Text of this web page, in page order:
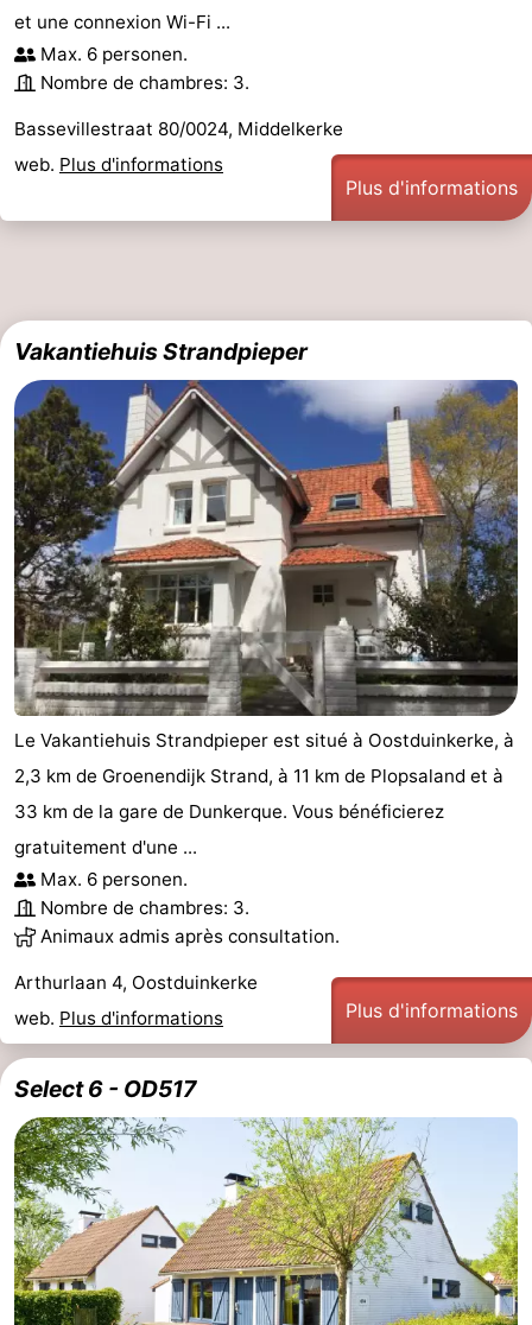
et une connexion Wi-Fi ...
Max. 6 personen.
Nombre de chambres: 3.
Bassevillestraat 80/0024, Middelkerke
web. Plus d'informations
Plus d'informations
Vakantiehuis Strandpieper
Le Vakantiehuis Strandpieper est situé à Oostduinkerke, à
2,3 km de Groenendijk Strand, à 11 km de Plopsaland et à
33 km de la gare de Dunkerque. Vous bénéficierez
gratuitement d'une ...
Max. 6 personen.
Nombre de chambres: 3.
Animaux admis après consultation.
Arthurlaan 4, Oostduinkerke
web. Plus d'informations Plus d'informations
Select 6 - OD517